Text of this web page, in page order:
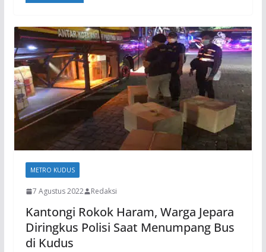
METRO KUDUS
7 Agustus 2022 Redaksi
Kantongi Rokok Haram, Warga Jepara
Diringkus Polisi Saat Menumpang Bus
di Kudus